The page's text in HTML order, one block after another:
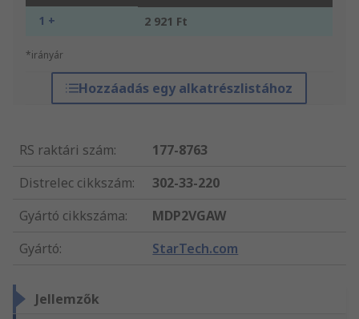
1 + 2 921 Ft
*irányár
Hozzáadás egy alkatrészlistához
RS raktári szám:
177-8763
Distrelec cikkszám:
302-33-220
Gyártó cikkszáma:
MDP2VGAW
Gyártó: StarTech.com
Jellemzők